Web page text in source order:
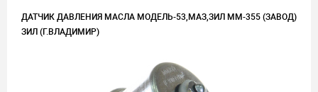
ДАТЧИК ДАВЛЕНИЯ МАСЛА МОДЕЛЬ-53,МАЗ,ЗИЛ ММ-355 (ЗАВОД)
ЗИЛ (Г.ВЛАДИМИР)